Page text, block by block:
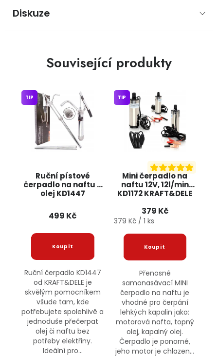
Diskuze
Související produkty
Ruční pístové
čerpadlo na naftu a
olej KD1447
TIP
499 Kč
Ruční čerpadlo KD1447
od KRAFT&DELE je
skvělým pomocníkem
všude tam, kde
potřebujete spolehlivě a
jednoduše přečerpat
olej či naftu bez
potřeby elektřiny.
Ideální pro...
Mini čerpadlo na
naftu 12V, 12l/min
KD1172 KRAFT&DELE
TIP
379 Kč
Měrná cena:
379 Kč / 1 ks
Přenosné
samonasávací MINI
čerpadlo na naftu je
vhodné pro čerpání
lehkých kapalin jako:
motorová nafta, topný
olej, kapalný olej.
Čerpadlo je ponorné,
jeho motor je chlazen...